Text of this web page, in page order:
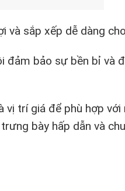
sắp xếp dễ dàng
bảo sự bền bỉ và
trí giá để phù hợp với
bày hấp dẫn và